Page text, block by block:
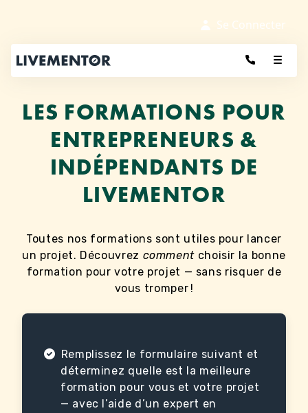
contenu
Se Connecter
LES FORMATIONS POUR
ENTREPRENEURS &
INDÉPENDANTS DE
LIVEMENTOR
Toutes nos formations sont utiles pour lancer
un projet. Découvrez comment choisir la bonne
formation pour votre projet — sans risquer de
vous tromper !
Remplissez le formulaire suivant et
déterminez quelle est la meilleure
formation pour vous et votre projet
— avec l’aide d’un expert en